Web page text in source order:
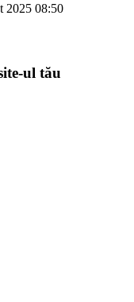
2025 08:50
ul tău